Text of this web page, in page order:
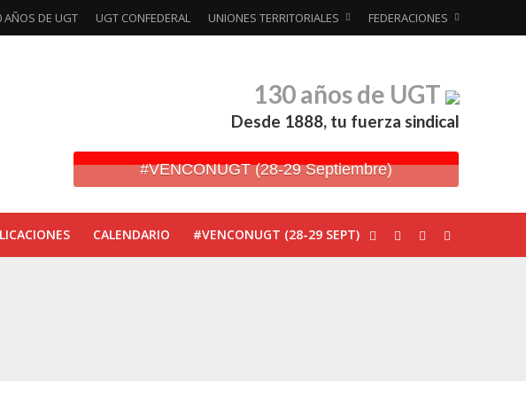
AÑOS DE UGT UGT CONFEDERAL UNIONES TERRITORIALES FEDERACIONES
130 años de UGT
Desde 1888, tu fuerza sindical
#VENCONUGT (28-29 Septiembre)
CALENDARIO #VENCONUGT (28-29 SEPT)